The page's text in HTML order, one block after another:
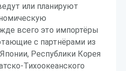
или планируют
всего это импортёры
с партнёрами из
Республики Корея
Тихоокеанского